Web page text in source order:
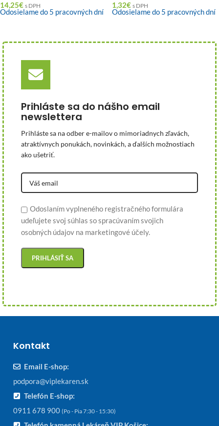
14,25€ s DPH
Odosielame do 5 pracovných dní
1,32€ s DPH
Odosielame do 5 pracovných dní
Prihláste sa do nášho email
newslettera
Prihláste sa na odber e-mailov o mimoriadnych zľavách,
atraktívnych ponukách, novinkách, a ďalších možnostiach
ako ušetriť.
Odoslaním vyplneného registračného formulára
udeľujete svoj súhlas so spracúvaním svojich
osobných údajov na marketingové účely.
Kontakt
Email E-shop:
podpora@viplekaren.sk
Telefón E-shop:
0911 678 900 (Po - Pia 7:30 - 15:30)